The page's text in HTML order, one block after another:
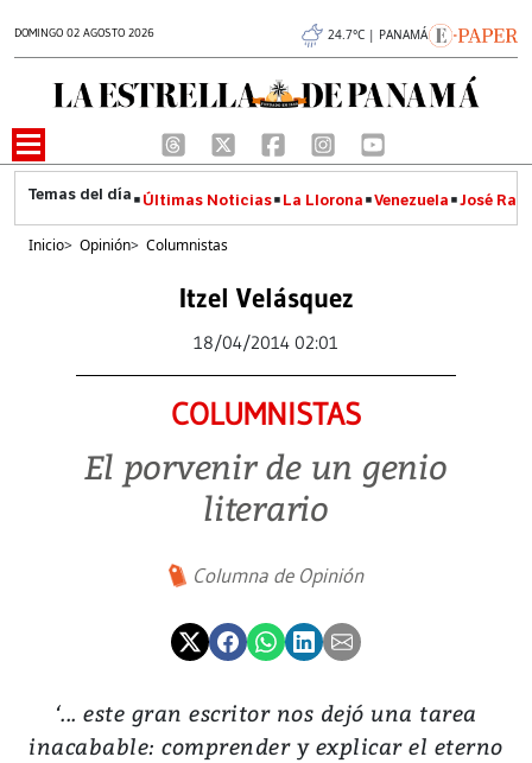
DOMINGO 02 AGOSTO 2026 24.7°C | PANAMÁ
Últimas Noticias La Llorona Venezuela José
Inicio> Opinión> Columnistas
Itzel Velásquez
18/04/2014 02:01
COLUMNISTAS
El porvenir de un genio
literario
Columna de Opinión
‘... este gran escritor nos dejó una tarea
inacabable: comprender y explicar el eterno